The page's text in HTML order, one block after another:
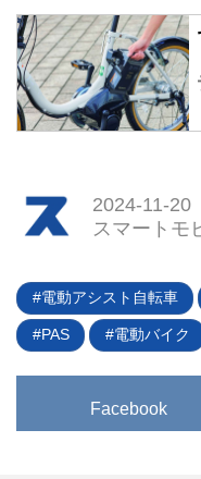
2024-11-20
スマートモ
電動アシスト自転車
PAS 電動バイク
Facebook